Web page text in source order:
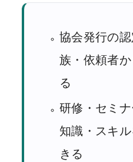
協会発行の
族・依頼者
る
研修・セミ
知識・スキ
きる